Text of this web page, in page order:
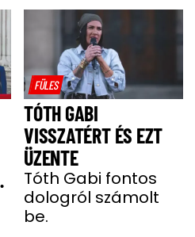
FÜLES
TÓTH GABI
VISSZATÉRT ÉS EZT
ÜZENTE
Tóth Gabi fontos
dologról számolt
be.